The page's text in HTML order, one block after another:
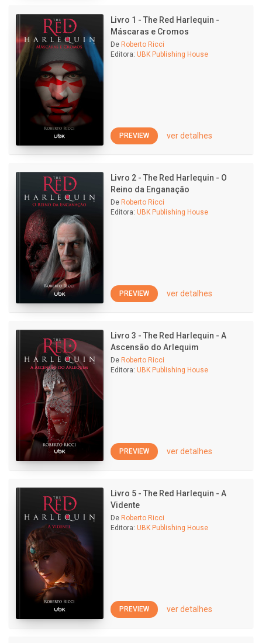
Livro 1 - The Red Harlequin -
Máscaras e Cromos
De Roberto Ricci
Editora: UBK Publishing House
PREVIEW ver detalhes
Livro 2 - The Red Harlequin - O
Reino da Enganação
De Roberto Ricci
Editora: UBK Publishing House
PREVIEW ver detalhes
Livro 3 - The Red Harlequin - A
Ascensão do Arlequim
De Roberto Ricci
Editora: UBK Publishing House
PREVIEW ver detalhes
Livro 5 - The Red Harlequin - A
Vidente
De Roberto Ricci
Editora: UBK Publishing House
PREVIEW ver detalhes